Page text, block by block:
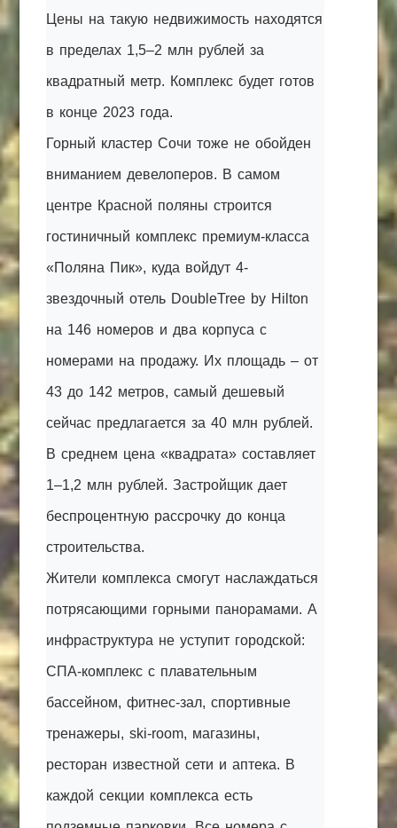
Цены на такую недвижимость находятся
в пределах 1,5–2 млн рублей за
квадратный метр. Комплекс будет готов
в конце 2023 года.
Горный кластер Сочи тоже не обойден
вниманием девелоперов. В самом
центре Красной поляны строится
гостиничный комплекс премиум-класса
«Поляна Пик», куда войдут 4-
звездочный отель DoubleTree by Hilton
на 146 номеров и два корпуса с
номерами на продажу. Их площадь – от
43 до 142 метров, самый дешевый
сейчас предлагается за 40 млн рублей.
В среднем цена «квадрата» составляет
1–1,2 млн рублей. Застройщик дает
беспроцентную рассрочку до конца
строительства.
Жители комплекса смогут наслаждаться
потрясающими горными панорамами. А
инфраструктура не уступит городской:
СПА-комплекс с плавательным
бассейном, фитнес-зал, спортивные
тренажеры, ski-room, магазины,
ресторан известной сети и аптека. В
каждой секции комплекса есть